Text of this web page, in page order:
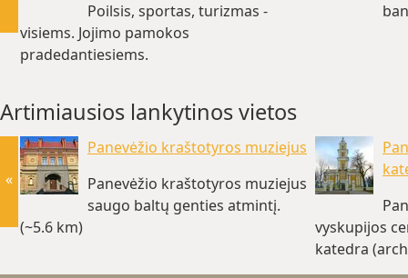
Poilsis, sportas, turizmas -
visiems. Jojimo pamokos
pradedantiesiems.
Artimiausios lankytinos vietos
Panevėžio kraštotyros muziejus
Panevėžio kraštotyros muziejus
saugo baltų genties atmintį.
(~5.6 km)
vyskupijos
katedra
«